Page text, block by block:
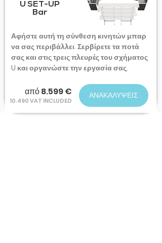
U SET-UP
Bar
Αφήστε αυτή τη σύνθεση κινητών μπαρ
να σας περιβάλλει. Σερβίρετε τα ποτά
σας και στις τρεις πλευρές του σχήματος
U και οργανώστε την εργασία σας.
από 8.599 €
10.490 VAT INCLUDED
ΑΝΑΚΑΛΥΨΕΙΣ